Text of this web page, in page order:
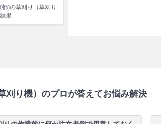
都)の草刈り（草刈り
果
刈り機）のプロが答えてお悩み解決